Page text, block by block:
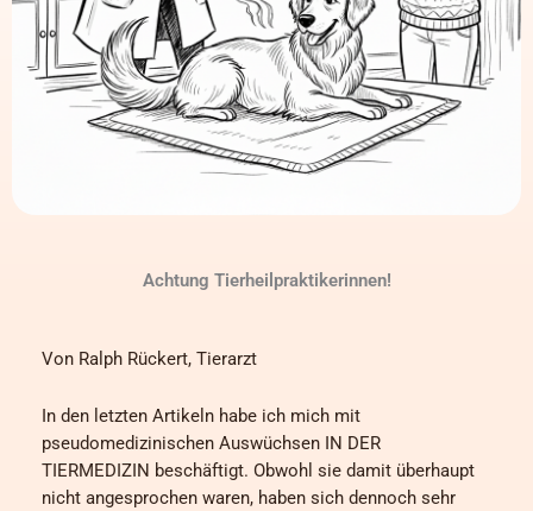
Achtung Tierheilpraktikerinnen!
Von Ralph Rückert, Tierarzt
In den letzten Artikeln habe ich mich mit
pseudomedizinischen Auswüchsen IN DER
TIERMEDIZIN beschäftigt. Obwohl sie damit überhaupt
nicht angesprochen waren, haben sich dennoch sehr